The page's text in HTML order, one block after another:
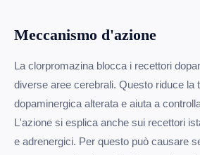
Meccanismo d'azione
La clorpromazina blocca i recettori
diverse aree cerebrali. Questo riduce la
dopaminergica alterata e aiuta a
L'azione si esplica anche sui recettori
e adrenergici. Per questo può causare